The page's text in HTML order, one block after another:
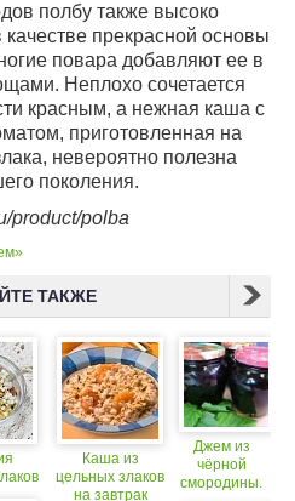
полбу также высоко
прекрасной основы
повара добавляют ее в
Неплохо сочетается
красным, а нежная каша с
приготовленная на
невероятно полезна
поколения.
product/polba
ТАКЖЕ
Каша из
цельных злаков
на завтрак
Джем из
чёрной
смородины.